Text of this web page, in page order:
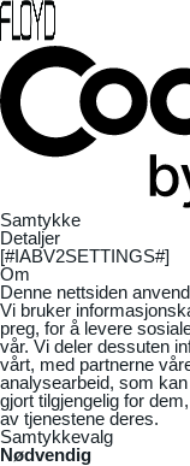
Samtykke
Detaljer
[#IABV2SETTINGS#]
Om
Denne nettsiden
Vi bruker
preg, for å levere
vår. Vi deler dessuten
vårt, med partnerne
analysearbeid, som
gjort tilgjengelig for
av tjenestene deres.
Samtykkevalg
Nødvendig